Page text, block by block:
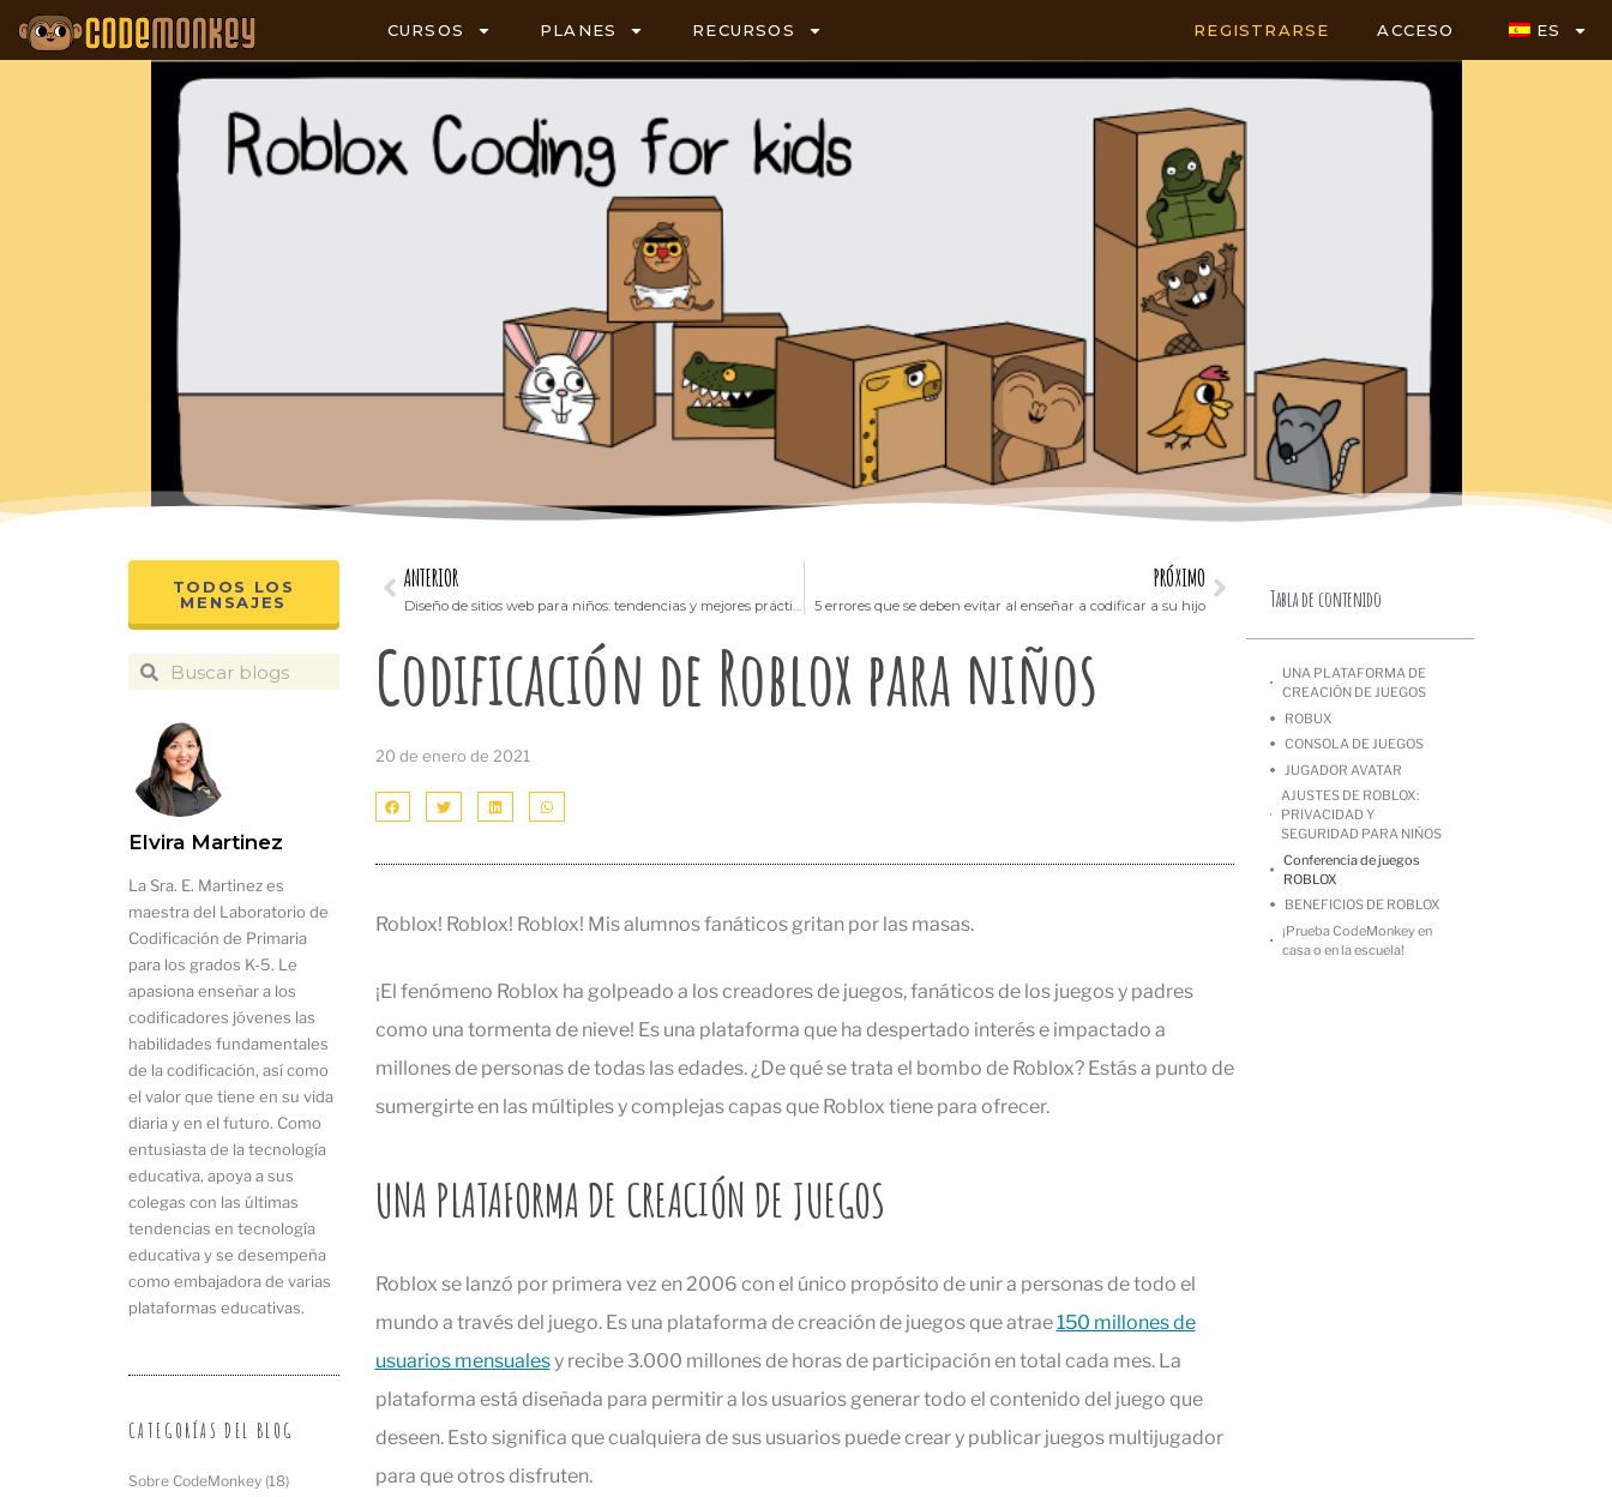
CURSOS PLANES RECURSOS REGISTRARSE ACCESO ES
TODOS LOS
MENSAJES
Elvira Martinez
La Sra. E. Martinez es
maestra del Laboratorio de
Codificación de Primaria
para los grados K-5. Le
apasiona enseñar a los
codificadores jóvenes las
habilidades fundamentales
de la codificación, así como
el valor que tiene en su vida
diaria y en el futuro. Como
entusiasta de la tecnología
educativa, apoya a sus
colegas con las últimas
tendencias en tecnología
educativa y se desempeña
como embajadora de varias
plataformas educativas.
CATEGORÍAS DEL BLOG
Sobre CodeMonkey (18)
ANTERIOR
Diseño de sitios web para niños: tendencias y mejores prácticas
PRÓXIMO
5 errores que se deben evitar al enseñar a codificar a su hijo
Codificación de Roblox para niños
20 de enero de 2021
Roblox! Roblox! Roblox! Mis alumnos fanáticos gritan por las masas.
¡El fenómeno Roblox ha golpeado a los creadores de juegos, fanáticos de los juegos y padres
como una tormenta de nieve! Es una plataforma que ha despertado interés e impactado a
millones de personas de todas las edades. ¿De qué se trata el bombo de Roblox? Estás a punto de
sumergirte en las múltiples y complejas capas que Roblox tiene para ofrecer.
UNA PLATAFORMA DE CREACIÓN DE JUEGOS
Roblox se lanzó por primera vez en 2006 con el único propósito de unir a personas de todo el
mundo a través del juego. Es una plataforma de creación de juegos que atrae150 millones de
usuarios mensualesy recibe 3.000 millones de horas de participación en total cada mes. La
plataforma está diseñada para permitir a los usuarios generar todo el contenido del juego que
deseen. Esto significa que cualquiera de sus usuarios puede crear y publicar juegos multijugador
para que otros disfruten.
Tabla de contenido
UNA PLATAFORMA DE
CREACIÓN DE JUEGOS
ROBUX
CONSOLA DE JUEGOS
JUGADOR AVATAR
AJUSTES DE ROBLOX:
PRIVACIDAD Y
SEGURIDAD PARA NIÑOS
Conferencia de juegos
ROBLOX
BENEFICIOS DE ROBLOX
¡Prueba CodeMonkey en
casa o en la escuela!